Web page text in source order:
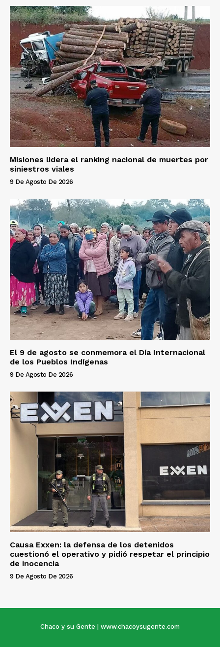
Misiones lidera el ranking nacional de muertes por
siniestros viales
9 De Agosto De 2026
El 9 de agosto se conmemora el Día Internacional
de los Pueblos Indígenas
9 De Agosto De 2026
Causa Exxen: la defensa de los detenidos
cuestionó el operativo y pidió respetar el principio
de inocencia
9 De Agosto De 2026
Chaco y su Gente | www.chacoysugente.com